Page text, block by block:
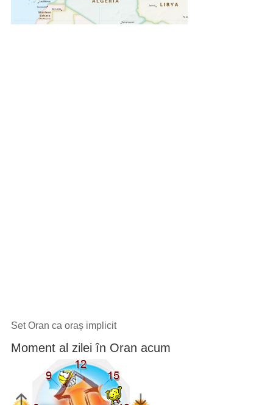
Set Oran ca oraș implicit
Moment al zilei în Oran acum